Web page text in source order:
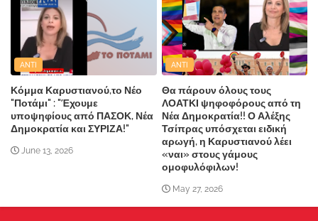
ANTI
Κόμμα Καρυστιανού,το Νέο
"Ποτάμι" : "Έχουμε
υποψηφίους από ΠΑΣΟΚ, Νέα
Δημοκρατία και ΣΥΡΙΖΑ!"
June 13, 2026
ANTI
Θα πάρουν όλους τους
ΛΟΑΤΚΙ ψηφοφόρους από τη
Νέα Δημοκρατία!! Ο Αλέξης
Τσίπρας υπόσχεται ειδική
αρωγή, η Καρυστιανού λέει
«ναι» στους γάμους
ομοφυλόφιλων!
May 27, 2026